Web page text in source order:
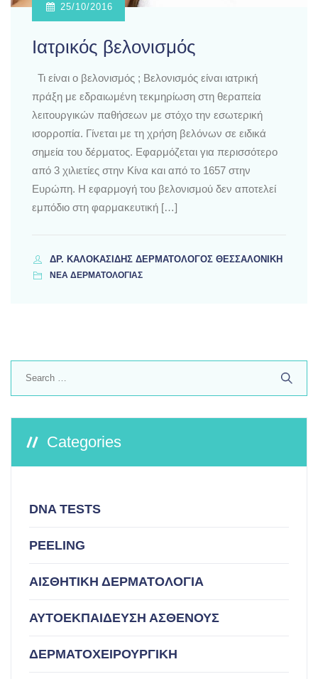
25/10/2016
Ιατρικός βελονισμός
Τι είναι ο βελονισμός ; Βελονισμός είναι ιατρική
πράξη με εδραιωμένη τεκμηρίωση στη θεραπεία
λειτουργικών παθήσεων με στόχο την εσωτερική
ισορροπία. Γίνεται με τη χρήση βελόνων σε ειδικά
σημεία του δέρματος. Εφαρμόζεται για περισσότερο
από 3 χιλιετίες στην Κίνα και από το 1657 στην
Ευρώπη. Η εφαρμογή του βελονισμού δεν αποτελεί
εμπόδιο στη φαρμακευτική […]
ΔΡ. ΚΑΛΟΚΑΣΊΔΗΣ ΔΕΡΜΑΤΟΛΌΓΟΣ ΘΕΣΣΑΛΟΝΊΚΗ
ΝΕΑ ΔΕΡΜΑΤΟΛΟΓΙΑΣ
Categories
DNA TESTS
PEELING
ΑΙΣΘΗΤΙΚΗ ΔΕΡΜΑΤΟΛΟΓΙΑ
ΑΥΤΟΕΚΠΑΙΔΕΥΣΗ ΑΣΘΕΝΟΥΣ
ΔΕΡΜΑΤΟΧΕΙΡΟΥΡΓΙΚΗ